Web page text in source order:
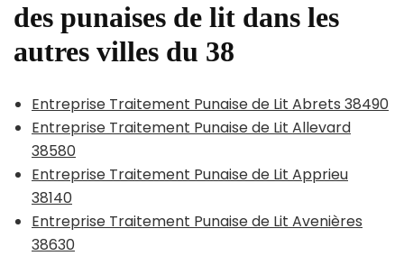
des punaises de lit dans les
autres villes du 38
Entreprise Traitement Punaise de Lit Abrets 38490
Entreprise Traitement Punaise de Lit Allevard
38580
Entreprise Traitement Punaise de Lit Apprieu
38140
Entreprise Traitement Punaise de Lit Avenières
38630